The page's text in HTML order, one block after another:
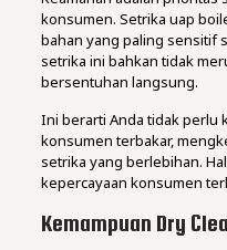
konsumen. Setrika uap
bahan yang paling sensitif
setrika ini bahkan tidak
bersentuhan langsung.
Ini berarti Anda tidak perlu
konsumen terbakar,
setrika yang berlebihan.
kepercayaan konsumen
Kemampuan Dry